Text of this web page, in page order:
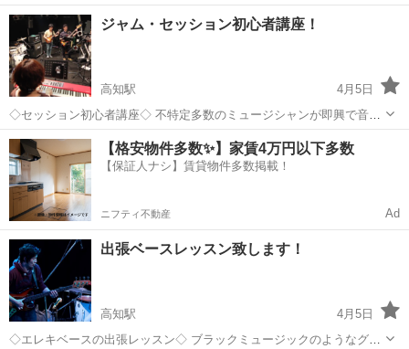
たい！」 「ライブハウスで大きい音で演奏したい！」 私どもは月一
回、CARAVANSARYにてセッションを主催しております。 楽器経
験、音楽知識、得意ジ...
高知 高知市 セッション
ジャム・セッション初心者講座！
高知駅
4月5日
◇セッション初心者講座◇ 不特定多数のミュージシャンが即興で音楽
を演奏する「ジャム・セッション」に興味がある方。 セッションに興
味があるけど参加する自信がない方。 そんな方にオススメのレッスン
です！ 《特徴》 ○セッション...
高知 高知市 高知駅 その他 セッション
【格安物件多数✨】家賃4万円以下多数
【保証人ナシ】賃貸物件多数掲載！
ニフティ不動産 Ad
出張ベースレッスン致します！
高知駅
4月5日
◇エレキベースの出張レッスン◇ ブラックミュージックのようなグル